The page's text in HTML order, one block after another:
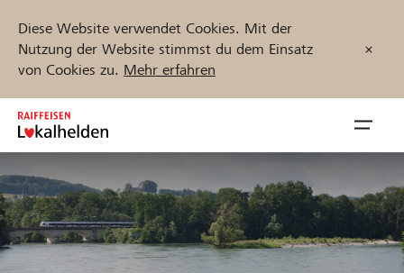
Diese Website verwendet Cookies. Mit der
Nutzung der Website stimmst du dem Einsatz
von Cookies zu. Mehr erfahren
Zum
Inhalt
springen
öffnen
Jetzt starten